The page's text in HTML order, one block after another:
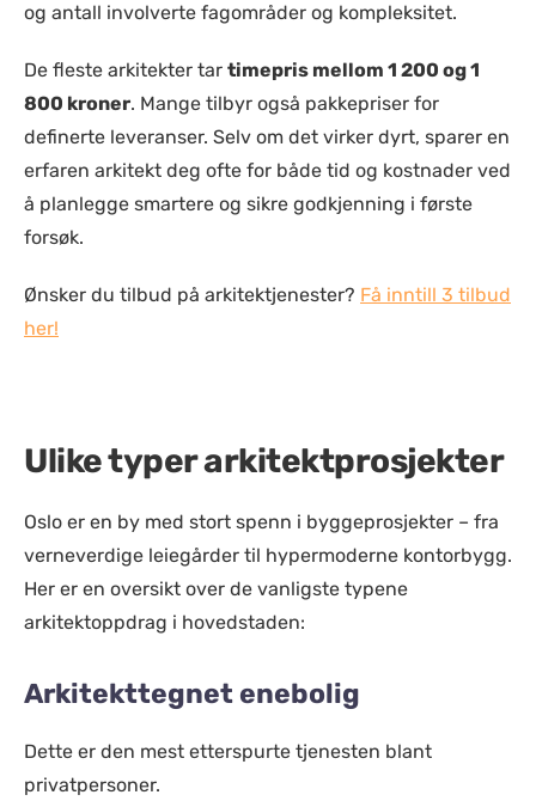
og antall involverte fagområder og kompleksitet.
De fleste arkitekter tar timepris mellom 1 200 og 1
800 kroner. Mange tilbyr også pakkepriser for
definerte leveranser. Selv om det virker dyrt, sparer en
erfaren arkitekt deg ofte for både tid og kostnader ved
å planlegge smartere og sikre godkjenning i første
forsøk.
Ønsker du tilbud på arkitektjenester? Få inntill 3 tilbud
her!
Ulike typer arkitektprosjekter
Oslo er en by med stort spenn i byggeprosjekter – fra
verneverdige leiegårder til hypermoderne kontorbygg.
Her er en oversikt over de vanligste typene
arkitektoppdrag i hovedstaden:
Arkitekttegnet enebolig
Dette er den mest etterspurte tjenesten blant
privatpersoner.